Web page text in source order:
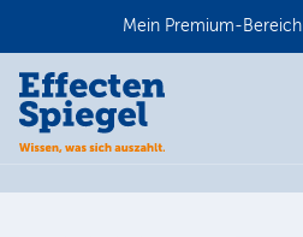
Mein Premium-Bereich